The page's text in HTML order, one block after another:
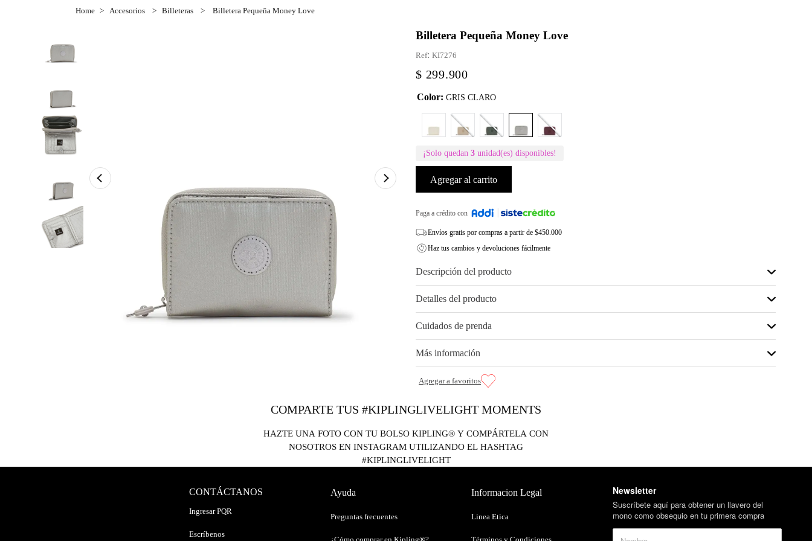
Accesorios Billeteras Billetera Pequeña Money Love
Billetera Pequeña Money Love
: KI7276
$ 299.900
Color: GRIS CLARO
¡Solo quedan 3 unidad(es) disponibles!
Agregar al carrito
Paga a crédito con
Envíos gratis por compras a partir de $450.000
Haz tus cambios y devoluciones fácilmente
Descripción del producto
Detalles del producto
Cuidados de prenda
Más información
COMPARTE TUS #KIPLINGLIVELIGHT MOMENTS
HAZTE UNA FOTO CON TU BOLSO KIPLING® Y COMPÁRTELA CON
NOSOTROS EN INSTAGRAM UTILIZANDO EL HASHTAG
#KIPLINGLIVELIGHT
CONTÁCTANOS
Ingresar PQR
Escríbenos
Ayuda
Preguntas frecuentes
Informacion Legal
Linea Etica
Newsletter
Suscríbete aquí para obtener un llavero del
mono como obsequio en tu primera compra